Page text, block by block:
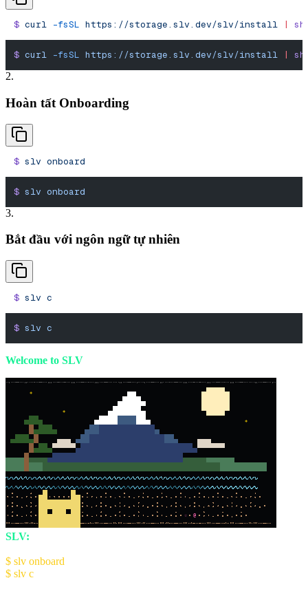
$ curl -fsSL https://storage.slv.dev/slv/install | sh
$ curl -fsSL https://storage.slv.dev/slv/install |
sh
2.
Hoàn tất Onboarding
$ slv onboard
$ slv onboard
3.
Bắt đầu với ngôn ngữ tự nhiên
$ slv c
$ slv c
Welcome to SLV
*
*
*
☆ @
SLV:
$ slv onboard
$ slv c